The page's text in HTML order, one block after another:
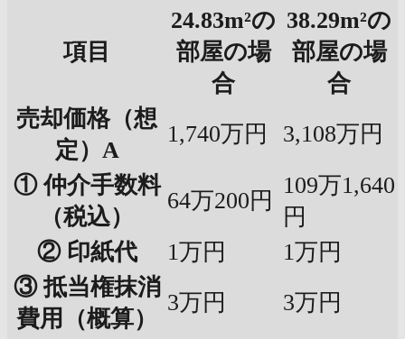
項目
24.83m²の
部屋の場
合
38.29m²の
部屋の場
合
売却価格（想
定）A
1,740万円
3,108万円
① 仲介手数料
（税込）
64万200円
109万1,640
円
② 印紙代
1万円
1万円
③ 抵当権抹消
費用（概算）
3万円
3万円